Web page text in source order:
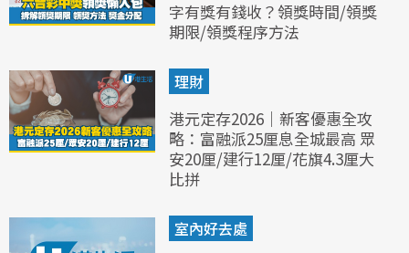
字有獎有錢收？領獎時間/領獎
期限/領獎程序方法
理財
港元定存2026｜新客優惠全攻
略：富融派25厘息全城最高 眾
安20厘/建行12厘/花旗4.3厘大
比拼
室內好去處